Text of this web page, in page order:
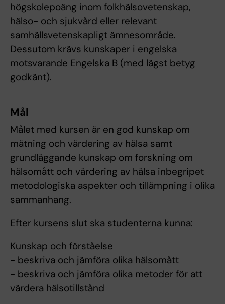
högskolepoäng inom folkhälsovetenskap,
hälso- och sjukvård eller relevant
samhällsvetenskapligt ämnesområde.
Dessutom krävs kunskaper i engelska
motsvarande Engelska B (med lägst betyg
godkänt).
Mål
Målet med kursen är en god kunskap om
mätning och värdering av hälsa samt
grundläggande kunskap om forskning om
hälsomått och värdering av hälsa inbegripet
metodologiska aspekter och tillämpning i olika
sammanhang.
Efter kursens slut ska studenterna kunna:
Kunskap och förståelse
- beskriva och jämföra olika hälsomått
- beskriva och jämföra olika metoder för att
värdera hälsotillstånd